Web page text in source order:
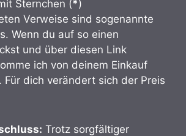
Sternchen (*)
Verweise sind sogenannte
Wenn du auf so einen
und über diesen Link
ich von deinem Einkauf
Für dich verändert sich der Preis
Trotz sorgfältiger